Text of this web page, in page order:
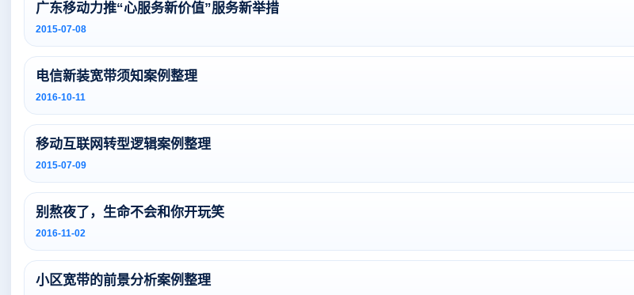
广东移动力推“心服务新价值”服务新举措
2015-07-08
电信新装宽带须知案例整理
2016-10-11
移动互联网转型逻辑案例整理
2015-07-09
别熬夜了，生命不会和你开玩笑
2016-11-02
小区宽带的前景分析案例整理